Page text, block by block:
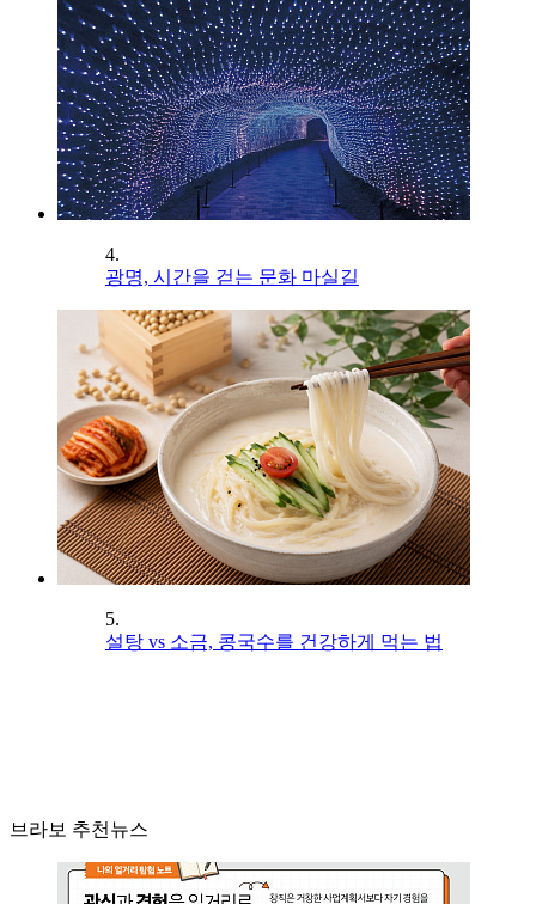
4.
광명, 시간을 걷는 문화 마실길
5.
설탕 vs 소금, 콩국수를 건강하게 먹는 법
브라보 추천뉴스